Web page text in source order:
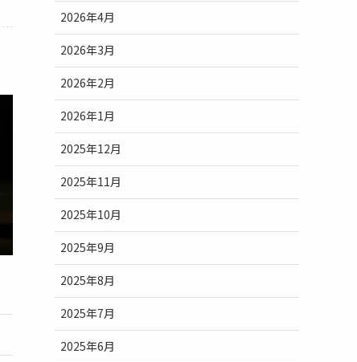
2026年4月
2026年3月
2026年2月
2026年1月
2025年12月
2025年11月
2025年10月
2025年9月
2025年8月
2025年7月
2025年6月